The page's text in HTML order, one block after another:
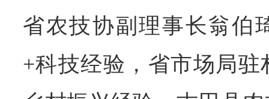
省农技协副理事长翁伯
+科技经验，省市场局